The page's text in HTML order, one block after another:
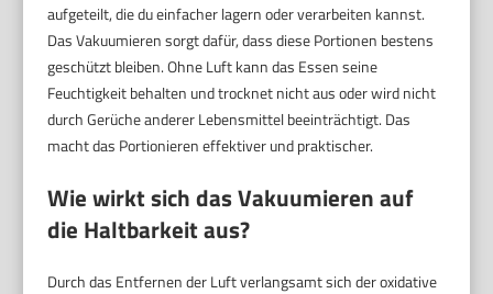
aufgeteilt, die du einfacher lagern oder verarbeiten kannst.
Das Vakuumieren sorgt dafür, dass diese Portionen bestens
geschützt bleiben. Ohne Luft kann das Essen seine
Feuchtigkeit behalten und trocknet nicht aus oder wird nicht
durch Gerüche anderer Lebensmittel beeinträchtigt. Das
macht das Portionieren effektiver und praktischer.
Wie wirkt sich das Vakuumieren auf
die Haltbarkeit aus?
Durch das Entfernen der Luft verlangsamt sich der oxidative